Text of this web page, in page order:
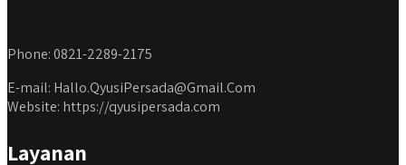
Phone: 0821-2289-2175
E-mail: Hallo.QyusiPersada@Gmail.Com
Website: https://qyusipersada.com
Layanan